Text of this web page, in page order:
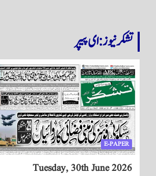
تشکر نیوز: ای پیپر
E-PAPER
Tuesday, 30th June 2026